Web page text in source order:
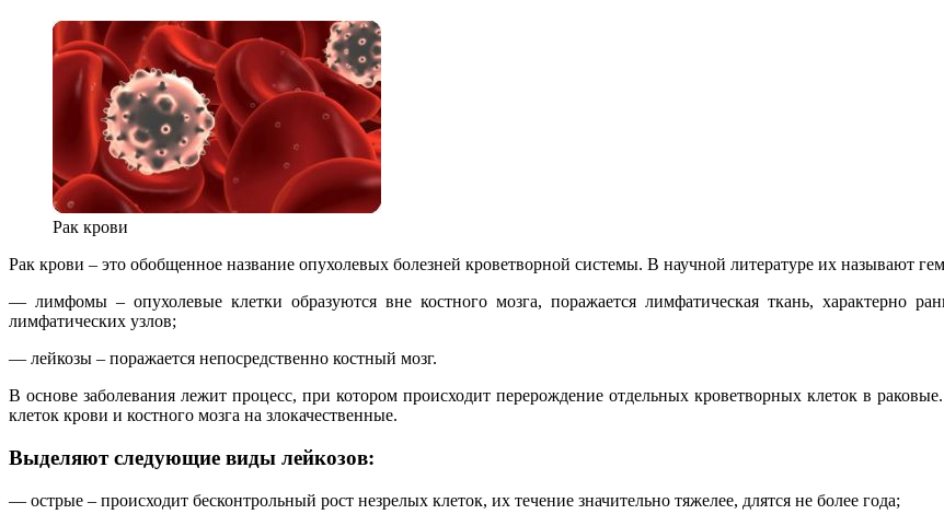
Рак крови
Рак крови – это обобщенное название опухолевых болезней кроветворной системы. В научной литературе их называют
— лимфомы – опухолевые клетки образуются вне костного мозга, поражается лимфатическая ткань, характерно
лимфатических узлов;
— лейкозы – поражается непосредственно костный мозг.
В основе заболевания лежит процесс, при котором происходит перерождение отдельных кроветворных клеток в
клеток крови и костного мозга на злокачественные.
Выделяют следующие виды лейкозов:
— острые – происходит бесконтрольный рост незрелых клеток, их течение значительно тяжелее, длятся не более года;